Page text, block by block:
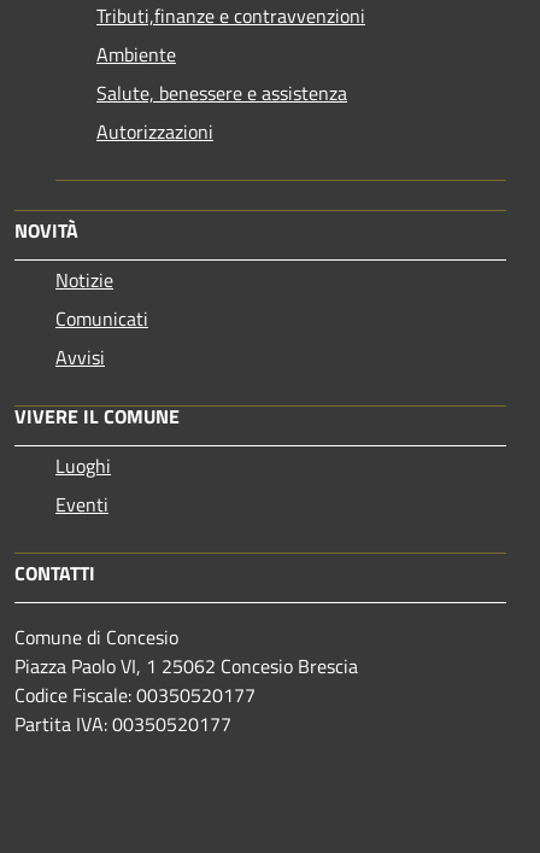
Tributi,finanze e contravvenzioni
Ambiente
Salute, benessere e assistenza
Autorizzazioni
NOVITÀ
Notizie
Comunicati
Avvisi
VIVERE IL COMUNE
Luoghi
Eventi
CONTATTI
Comune di Concesio
Piazza Paolo VI, 1 25062 Concesio Brescia
Codice Fiscale: 00350520177
Partita IVA: 00350520177